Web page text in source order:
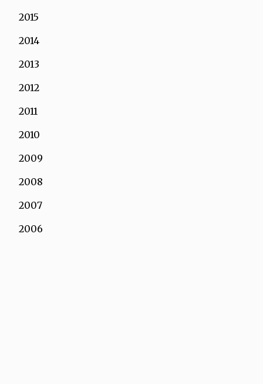
2015
2014
2013
2012
2011
2010
2009
2008
2007
2006